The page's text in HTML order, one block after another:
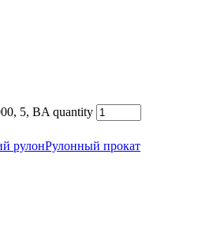
5, BA quantity
рулонРулонный прокат